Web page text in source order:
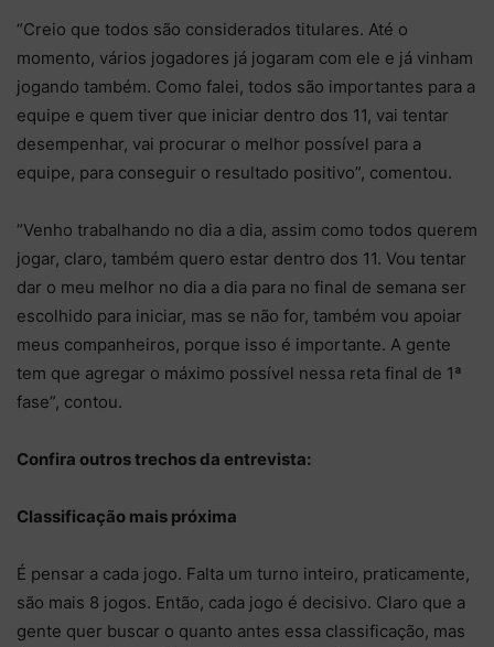
“Creio que todos são considerados titulares. Até o
momento, vários jogadores já jogaram com ele e já vinham
jogando também. Como falei, todos são importantes para a
equipe e quem tiver que iniciar dentro dos 11, vai tentar
desempenhar, vai procurar o melhor possível para a
equipe, para conseguir o resultado positivo”, comentou.
“Venho trabalhando no dia a dia, assim como todos querem
jogar, claro, também quero estar dentro dos 11. Vou tentar
dar o meu melhor no dia a dia para no final de semana ser
escolhido para iniciar, mas se não for, também vou apoiar
meus companheiros, porque isso é importante. A gente
tem que agregar o máximo possível nessa reta final de 1ª
fase”, contou.
Confira outros trechos da entrevista:
Classificação mais próxima
É pensar a cada jogo. Falta um turno inteiro, praticamente,
são mais 8 jogos. Então, cada jogo é decisivo. Claro que a
gente quer buscar o quanto antes essa classificação, mas